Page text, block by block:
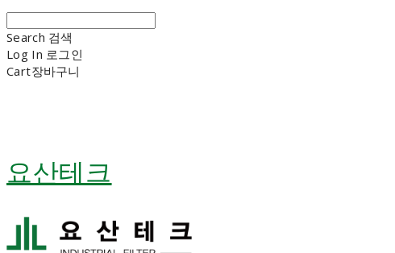
Search 검색
Log In 로그인
Cart장바구니
요산테크